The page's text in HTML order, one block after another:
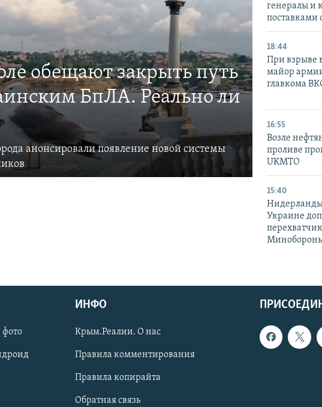
обещают закрыть путь
БпЛА. Реально ли
анонсировали появление новой системы
генералы и
поставками
18:44
При взрыве
майор
главкома
16:55
Возле
проливе
UKMTO
15:40
Нидерланды
Украине
фото
ИНФО
Крым.Реалии. О нас
Правила комментирования
Правила копирайта
Обратная связь